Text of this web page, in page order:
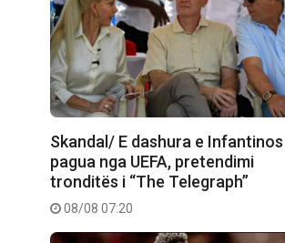
Skandal/ E dashura e Infantinos
pagua nga UEFA, pretendimi
tronditës i “The Telegraph”
08/08 07:20